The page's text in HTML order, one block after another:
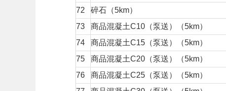
72
碎石（5km）
73
商品混凝土C10（泵送）（5km）
74
商品混凝土C15（泵送）（5km）
75
商品混凝土C20（泵送）（5km）
76
商品混凝土C25（泵送）（5km）